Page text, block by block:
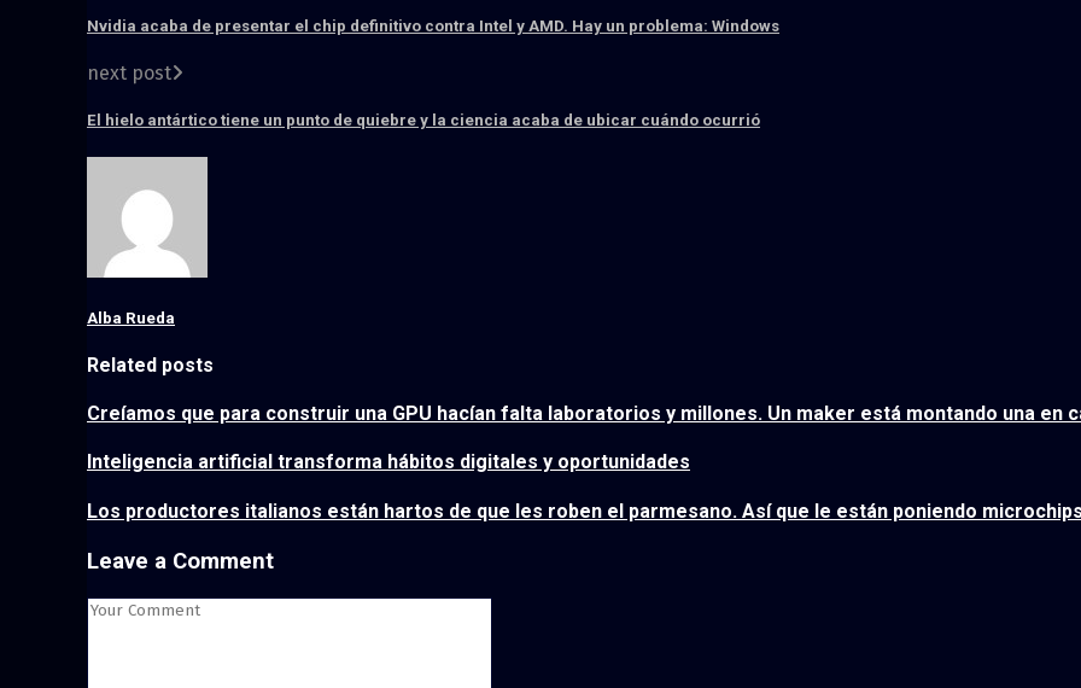
Nvidia acaba de presentar el chip definitivo contra Intel y AMD. Hay un problema: Windows
next post
El hielo antártico tiene un punto de quiebre y la ciencia acaba de ubicar cuándo ocurrió
Alba Rueda
Related posts
Creíamos que para construir una GPU hacían falta laboratorios y millones. Un maker está montando una en
Inteligencia artificial transforma hábitos digitales y oportunidades
Los productores italianos están hartos de que les roben el parmesano. Así que le están poniendo microchips
Leave a Comment